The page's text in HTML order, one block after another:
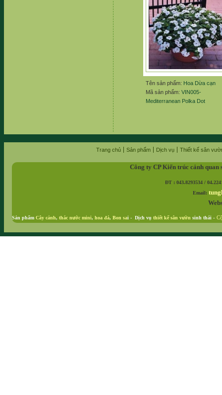
Tên sản phẩm: Hoa Dừa cạn
Mã sản phẩm: VIN005-
Mediterranean Polka Dot
Trang chủ Sản phẩm Dịch vụ Thiết kế sân
Công ty CP Kiến trúc cảnh
ĐT : 043.8293534 /
Email:
Sản phẩm Cây cảnh, thác nước mini, hoa đá, Bon sai - Dịch vụ thiết kế sân vườn sinh thái -